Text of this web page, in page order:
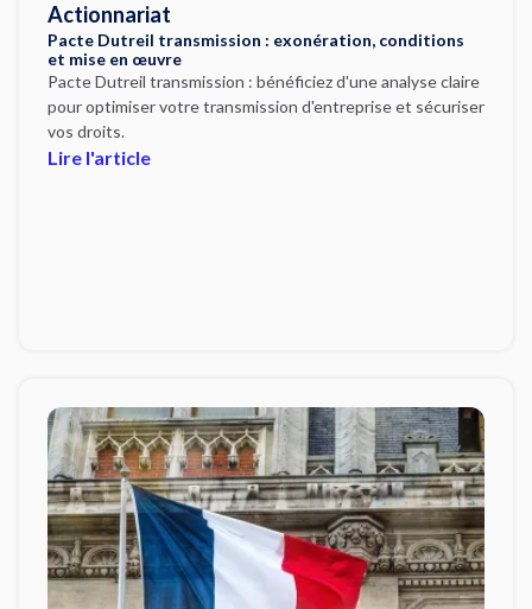
Actionnariat
Pacte Dutreil transmission : exonération, conditions
et mise en œuvre
Pacte Dutreil transmission : bénéficiez d'une analyse claire
pour optimiser votre transmission d'entreprise et sécuriser
vos droits.
Lire l'article